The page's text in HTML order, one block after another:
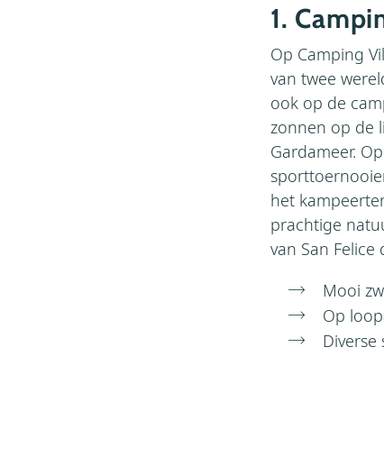
1.
Op Camping
van twee
ook op de
zonnen op de
Gardameer.
het
prachtige
van San Felice
Mooi
Op